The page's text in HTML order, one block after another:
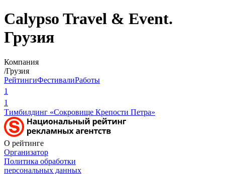
Calypso Travel & Event.
Грузия
Компания
/Грузия
РейтингиФестивалиРаботы
1
1
Тимбилдинг «Сокровище Крепости Петра»
О рейтинге
Организатор
Политика обработки
персональных данных